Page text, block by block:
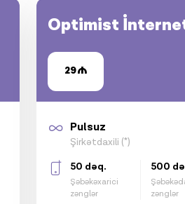
Optimist
29
Pulsuz
Şirkətdaxili (*)
50 dəq.
Şəbəkəxarici
zənglər
500
zənglər